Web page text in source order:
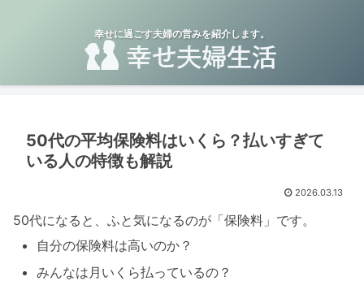
幸せに過ごす夫婦の営みを紹介します。
50代の平均保険料はいくら？払いすぎて
いる人の特徴も解説
2026.03.13
50代になると、ふと気になるのが「保険料」です。
自分の保険料は高いのか？
みんなは月いくら払っているの？